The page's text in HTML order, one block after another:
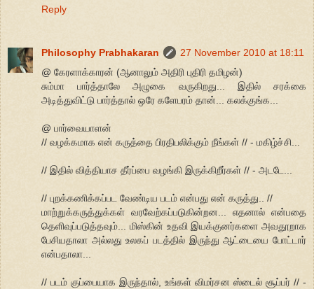
Reply
Philosophy Prabhakaran
27 November 2010 at 18:11
@ கேரளாக்காரன் (ஆனாலும் அதிரி புதிரி தமிழன்)
சும்மா பார்த்தாலே அழுகை வருகிறது... இதில் சரக்கை
அடித்துவிட்டு பார்த்தால் ஒரே களேபரம் தான்... கலக்குங்க...
@ பார்வையாளன்
// வழக்கமாக என் கருத்தை பிரதிபலிக்கும் நீங்கள் // - மகிழ்ச்சி...
// இதில் வித்தியாச தீர்ப்பை வழங்கி இருக்கிறீர்கள் // - அடடே...
// புறக்கணிக்கப்பட வேண்டிய படம் என்பது என் கருத்து.. //
மாற்றுக்கருத்துக்கள் வரவேற்கப்படுகின்றன... எதனால் என்பதை
தெளிவுப்படுத்தவும்... மிஸ்கின் உதவி இயக்குனர்களை அவதூறாக
பேசியதாலா அல்லது உலகப் படத்தில் இருந்து ஆட்டையை போட்டார்
என்பதாலா...
// படம் குப்பையாக இருந்தால், உங்கள் விமர்சன ஸ்டைல் சூப்பர் // -